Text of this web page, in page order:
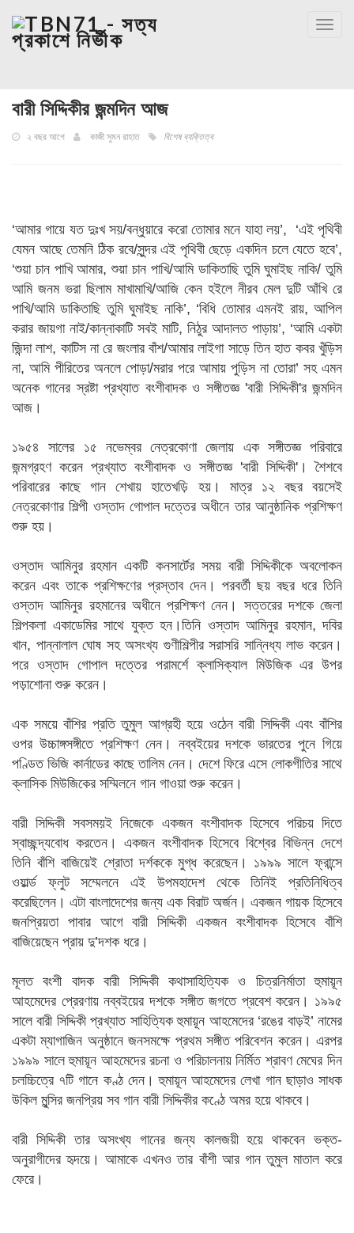
বারী সিদ্দিকীর জন্মদিন আজ
২ বছর আগে কাজী সুমন রাহাত বিশেষ ব্যক্তিত্ব
‘আমার গায়ে যত দুঃখ সয়/বন্ধুয়ারে করো তোমার মনে যাহা লয়’,
‘এই পৃথিবী
যেমন আছে তেমনি ঠিক রবে/সুন্দর এই পৃথিবী ছেড়ে একদিন চলে যেতে হবে’,
‘শুয়া চান পাখি আমার, শুয়া চান পাখি/আমি ডাকিতাছি তুমি ঘুমাইছ নাকি/ তুমি
আমি জনম ভরা ছিলাম মাখামাখি/আজি কেন হইলে নীরব মেল দুটি আঁখি রে
পাখি/আমি ডাকিতাছি তুমি ঘুমাইছ নাকি’, ‘বিধি তোমার এমনই রায়, আপিল
করার জায়গা নাই/কান্নাকাটি সবই মাটি, নিঠুর আদালত পাড়ায়’, ‘আমি একটা
জিন্দা লাশ, কাটিস না রে জংলার বাঁশ/আমার লাইগা সাড়ে তিন হাত কবর খুঁড়িস
না, আমি পীরিতের অনলে পোড়া/মরার পরে আমায় পুড়িস না তোরা’ সহ এমন
অনেক গানের স্রষ্টাপ্রখ্যাত বংশীবাদক ও সঙ্গীতজ্ঞ 'বারী সিদ্দিকী'র জন্মদিন
আজ।
১৯৫৪ সালের ১৫ নভেম্বর নেত্রকোণা জেলায় এক সঙ্গীতজ্ঞ পরিবারে
জন্মগ্রহণ করেন প্রখ্যাত বংশীবাদক ও সঙ্গীতজ্ঞ 'বারী সিদ্দিকী'। শৈশবে
পরিবারের কাছে গান শেখায় হাতেখড়ি হয়। মাত্র ১২ বছর বয়সেই
নেত্রকোণার শিল্পী ওস্তাদ গোপাল দত্তের অধীনে তার আনুষ্ঠানিক প্রশিক্ষণ
শুরু হয়।
ওস্তাদ আমিনুর রহমান একটি কনসার্টের সময় বারী সিদ্দিকীকে অবলোকন
করেন এবং তাকে প্রশিক্ষণের প্রস্তাব দেন। পরবর্তী ছয় বছর ধরে তিনি
ওস্তাদ আমিনুর রহমানের অধীনে প্রশিক্ষণ নেন। সত্তরের দশকে জেলা
শিল্পকলা একাডেমির সাথে যুক্ত হন।তিনি ওস্তাদ আমিনুর রহমান, দবির
খান, পান্নালাল ঘোষ সহ অসংখ্য গুণীশিল্পীর সরাসরি সান্নিধ্য লাভ করেন।
পরে ওস্তাদ গোপাল দত্তের পরামর্শে ক্লাসিক্যাল মিউজিক এর উপর
পড়াশোনা শুরু করেন।
এক সময়ে বাঁশির প্রতি তুমুল আগ্রহী হয়ে ওঠেন বারী সিদ্দিকী এবং বাঁশির
ওপর উচ্চাঙ্গসঙ্গীতে প্রশিক্ষণ নেন। নব্বইয়ের দশকে ভারতের পুনে গিয়ে
পণ্ডিত ভিজি কার্নাডের কাছে তালিম নেন। দেশে ফিরে এসে লোকগীতির সাথে
ক্লাসিক মিউজিকের সম্মিলনে গান গাওয়া শুরু করেন।
বারী সিদ্দিকী সবসময়ই নিজেকে একজন বংশীবাদক হিসেবে পরিচয় দিতে
স্বাচ্ছন্দ্যবোধ করতেন। একজন বংশীবাদক হিসেবে বিশ্বের বিভিন্ন দেশে
তিনি বাঁশি বাজিয়েই শ্রোতা দর্শককে মুগ্ধ করেছেন। ১৯৯৯ সালে ফ্রান্সে
ওয়ার্ল্ড ফ্লুট সম্মেলনে এই উপমহাদেশ থেকে তিনিই প্রতিনিধিত্ব
করেছিলেন। এটা বাংলাদেশের জন্য এক বিরাট অর্জন। একজন গায়ক হিসেবে
জনপ্রিয়তা পাবার আগে বারী সিদ্দিকী একজন বংশীবাদক হিসেবে বাঁশি
বাজিয়েছেন প্রায় দু’দশক ধরে।
মূলত বংশী বাদক বারী সিদ্দিকী কথাসাহিত্যিক ও চিত্রনির্মাতা হুমায়ূন
আহমেদের প্রেরণায় নব্বইয়ের দশকে সঙ্গীত জগতে প্রবেশ করেন। ১৯৯৫
সালে বারী সিদ্দিকী প্রখ্যাত সাহিত্যিক হুমায়ূন আহমেদের ‘রঙের বাড়ই’ নামের
একটা ম্যাগাজিন অনুষ্ঠানে জনসমক্ষে প্রথম সঙ্গীত পরিবেশন করেন। এরপর
১৯৯৯ সালে হুমায়ূন আহমেদের রচনা ও পরিচালনায় নির্মিত শ্রাবণ মেঘের দিন
চলচ্চিত্রে ৭টি গানে কণ্ঠ দেন। হুমায়ূন আহমেদের লেখা গান ছাড়াও সাধক
উকিল মুন্সির জনপ্রিয় সব গান বারী সিদ্দিকীর কণ্ঠে অমর হয়ে থাকবে।
বারী সিদ্দিকী তার অসংখ্য গানের জন্য কালজয়ী হয়ে থাকবেন ভক্ত-
অনুরাগীদের হৃদয়ে। আমাকে এখনও তার বাঁশী আর গান তুমুল মাতাল করে
ফেরে।